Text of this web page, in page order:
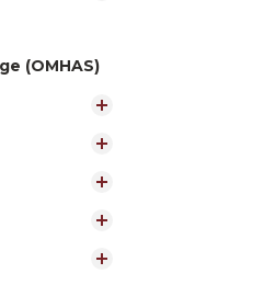
(OMHAS)